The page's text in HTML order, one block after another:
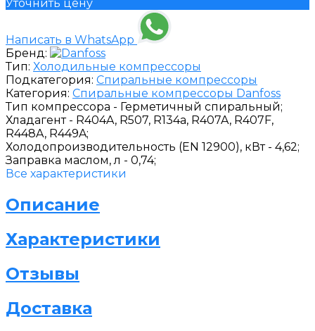
Уточнить цену
Написать в WhatsApp
Бренд:
Тип: Холодильные компрессоры
Подкатегория: Спиральные компрессоры
Категория: Спиральные компрессоры Danfoss
Тип компрессора - Герметичный спиральный;
Хладагент - R404A, R507, R134a, R407A, R407F,
R448A, R449A;
Холодопроизводительность (EN 12900), кВт - 4,62;
Заправка маслом, л - 0,74;
Все характеристики
Описание
Характеристики
Отзывы
Доставка